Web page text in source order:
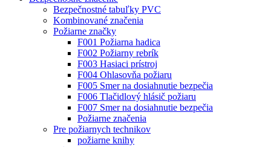
Bezpečnostné tabuľky PVC
Kombinované značenia
Požiarne značky
F001 Požiarna hadica
F002 Požiarny rebrík
F003 Hasiaci prístroj
F004 Ohlasovňa požiaru
F005 Smer na dosiahnutie bezpečia
F006 Tlačidlový hlásič požiaru
F007 Smer na dosiahnutie bezpečia
Požiarne značenia
Pre požiarnych technikov
požiarne knihy